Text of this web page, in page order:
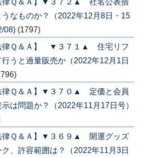
なものか？（2022年12月8日・15
08) (1797)
律Ｑ＆Ａ】 ▼３７１▲ 住宅リフ
うと過量販売か（2022年12月1日
律Ｑ＆Ａ】▼３７０▲ 定価と会員
は問題か？（2022年11月17日号）
律Ｑ＆Ａ】▼３６９▲ 開運グッズ
、許容範囲は？（2022年11月3日